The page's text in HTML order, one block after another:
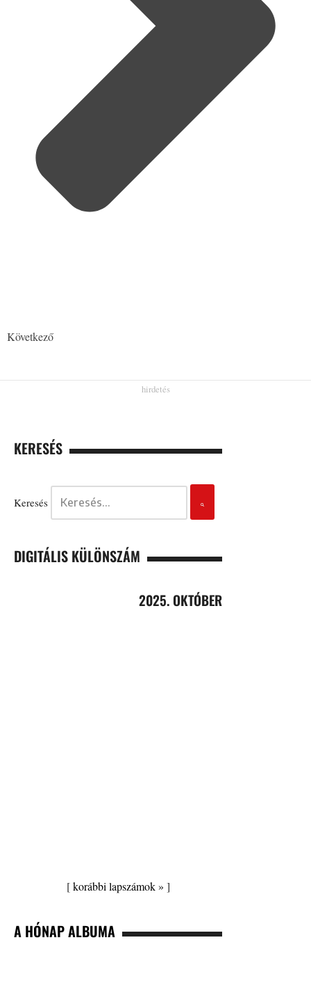
Következő
KERESÉS
Keresés
DIGITÁLIS KÜLÖNSZÁM
2025. OKTÓBER
[korábbi lapszámok » ]
A HÓNAP ALBUMA